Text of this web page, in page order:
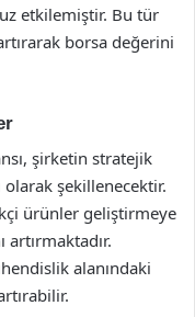
etkilemiştir. Bu tür
borsa değerini
şirketin stratejik
olarak şekillenecektir.
ürünler geliştirmeye
artırmaktadır.
alanındaki